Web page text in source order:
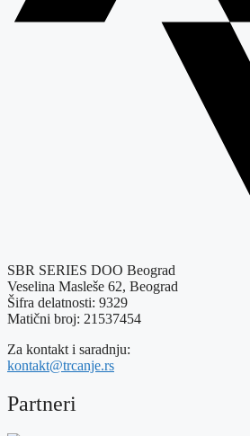
SBR SERIES DOO Beograd
Veselina Masleše 62, Beograd
Šifra delatnosti: 9329
Matični broj: 21537454
Za kontakt i saradnju:
kontakt@trcanje.rs
Partneri